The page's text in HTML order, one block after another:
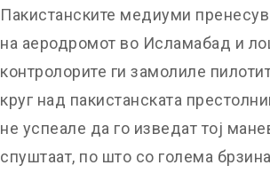
Пакистанските медиуми
на аеродромот во Исламабад и
контролорите ги замолиле
круг над пакистанската
не успеале да го изведат тој
спуштаат, по што со голема